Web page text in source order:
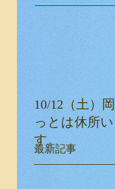
10/12（土）
っとは休所
す。
最新記事